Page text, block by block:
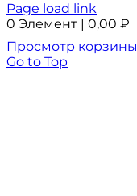
Page load link
0 Элемент | 0,00 ₽
Просмотр корзины
Go to Top